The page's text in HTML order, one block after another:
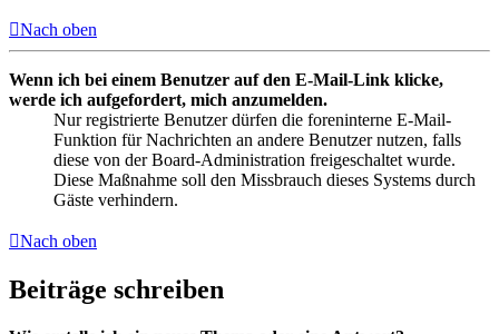
Nach oben
Wenn ich bei einem Benutzer auf den E-Mail-Link klicke,
werde ich aufgefordert, mich anzumelden.
Nur registrierte Benutzer dürfen die foreninterne E-Mail-
Funktion für Nachrichten an andere Benutzer nutzen, falls
diese von der Board-Administration freigeschaltet wurde.
Diese Maßnahme soll den Missbrauch dieses Systems durch
Gäste verhindern.
Nach oben
Beiträge schreiben